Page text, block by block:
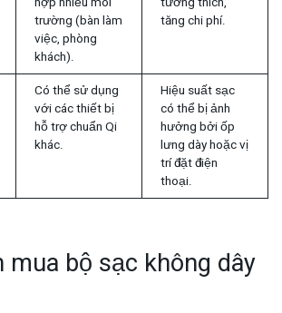
trường (bàn làm
việc, phòng
khách).
tăng chi phí.
Có thể sử dụng
với các thiết bị
hỗ trợ chuẩn Qi
khác.
Hiệu suất sạc
có thể bị ảnh
hưởng bởi ốp
lưng dày hoặc vị
trí đặt điện
thoại.
mua bộ sạc không dây